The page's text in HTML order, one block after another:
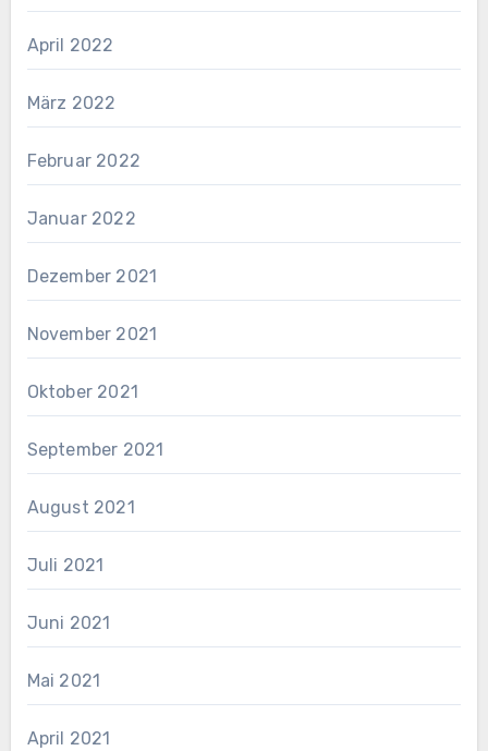
April 2022
März 2022
Februar 2022
Januar 2022
Dezember 2021
November 2021
Oktober 2021
September 2021
August 2021
Juli 2021
Juni 2021
Mai 2021
April 2021